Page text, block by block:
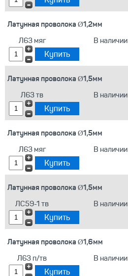
Латунная проволока Ø1,2мм
Л63 мяг
В наличии
Латунная проволока Ø1,5мм
Л63 тв
В наличии
Латунная проволока Ø1,5мм
Л63 мяг
В наличии
Латунная проволока Ø1,5мм
ЛС59-1 тв
В наличии
Латунная проволока Ø1,6мм
Л63 п/тв
В наличии